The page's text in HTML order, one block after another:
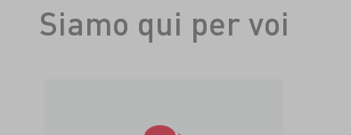
Siamo qui per voi